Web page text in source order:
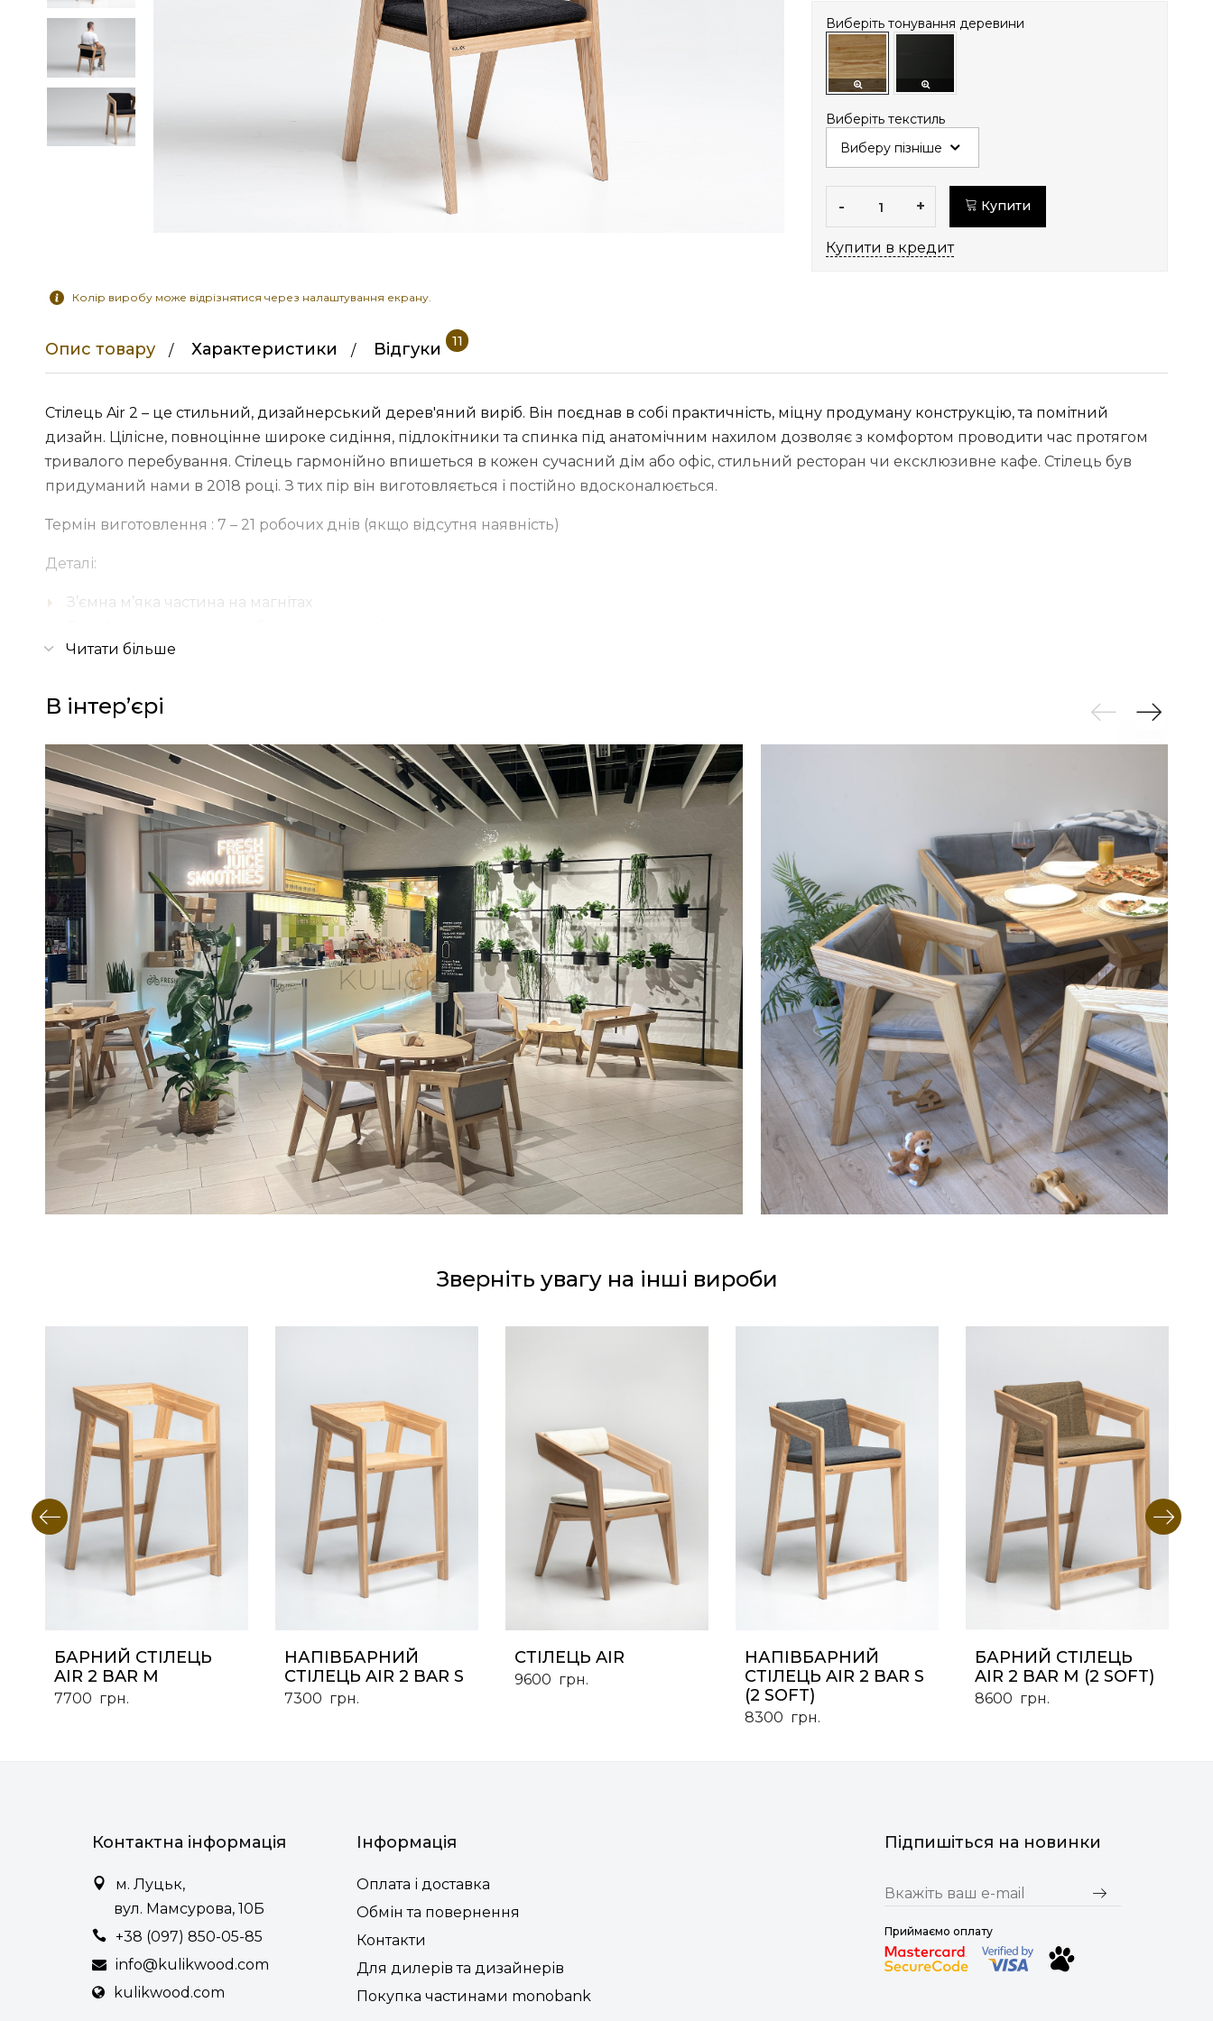
Колір виробу може відрізнятися через налаштування екрану.
Виберіть тонування деревини
Виберіть текстиль
- + Купити
Купити в кредит
Опис товару Характеристики Відгуки 11
Стілець Air 2 – це стильний, дизайнерський дерев'яний виріб. Він поєднав в собі практичність, міцну продуману конструкцію, та помітний
дизайн. Цілісне, повноцінне широке сидіння, підлокітники та спинка під анатомічним нахилом дозволяє з комфортом проводити час протягом
тривалого перебування. Стілець гармонійно впишеться в кожен сучасний дім або офіс, стильний ресторан чи ексклюзивне кафе. Стілець був
придуманий нами в 2018 році. З тих пір він виготовляється і постійно вдосконалюється.
Термін виготовлення : 7 – 21 робочих днів (якщо відсутня наявність)
Деталі:
З’ємна м’яка частина на магнітах
Широкий вибір типів і кольорів тканини оббивки (рогожка, велюр)
Кілька варіантів тонування деревини
Читати більше
В інтерʼєрі
Зверніть увагу на інші вироби
БАРНИЙ СТІЛЕЦЬ
AIR 2 BAR M
7700 грн.
НАПІВБАРНИЙ
СТІЛЕЦЬ AIR 2 BAR S
7300 грн.
СТІЛЕЦЬ AIR
9600 грн.
НАПІВБАРНИЙ
СТІЛЕЦЬ AIR 2 BAR S
(2 SOFT)
8300 грн.
БАРНИЙ СТІЛЕЦЬ
AIR 2 BAR M (2 SOFT)
8600 грн.
Контактна інформація
м. Луцьк,
вул. Мамсурова, 10Б
+38 (097) 850-05-85
info@kulikwood.com
kulikwood.com
Інформація
Оплата і доставка
Обмін та повернення
Контакти
Для дилерів та дизайнерів
Покупка частинами monobank
Підпишіться на новинки
Приймаємо оплату